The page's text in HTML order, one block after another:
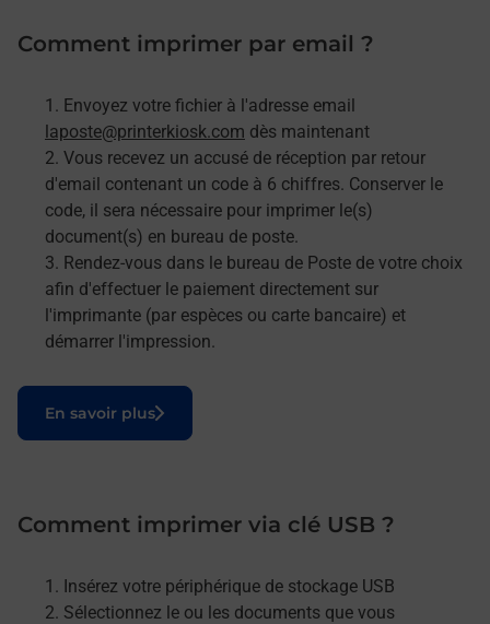
Comment imprimer par email ?
Envoyez votre fichier à l'adresse email
laposte@printerkiosk.com dès maintenant
Vous recevez un accusé de réception par retour
d'email contenant un code à 6 chiffres. Conserver le
code, il sera nécessaire pour imprimer le(s)
document(s) en bureau de poste.
Rendez-vous dans le bureau de Poste de votre choix
afin d'effectuer le paiement directement sur
l'imprimante (par espèces ou carte bancaire) et
démarrer l'impression.
En savoir plus
Le lien s'ouvre dans un nouvel onglet
Comment imprimer via clé USB ?
Insérez votre périphérique de stockage USB
Sélectionnez le ou les documents que vous